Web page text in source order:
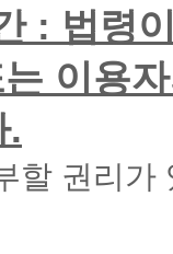
: 법령
이용
.
할 권리